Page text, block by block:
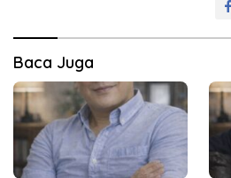
Baca Juga